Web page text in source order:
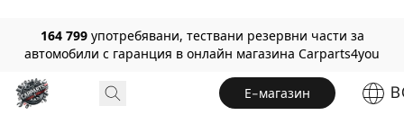
164 799 употребявани, тествани резервни части за
автомобили с гаранция в онлайн магазина Carparts4you
Е-магазин